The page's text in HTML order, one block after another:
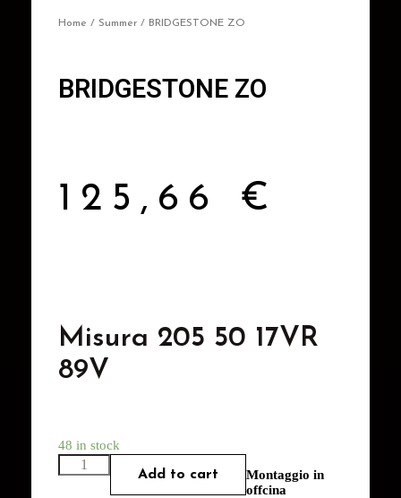
Home / Summer / BRIDGESTONE ZO
BRIDGESTONE ZO
125,66 €
Misura 205 50 17VR
89V
48 in stock
Add to cart
Montaggio in
offcina